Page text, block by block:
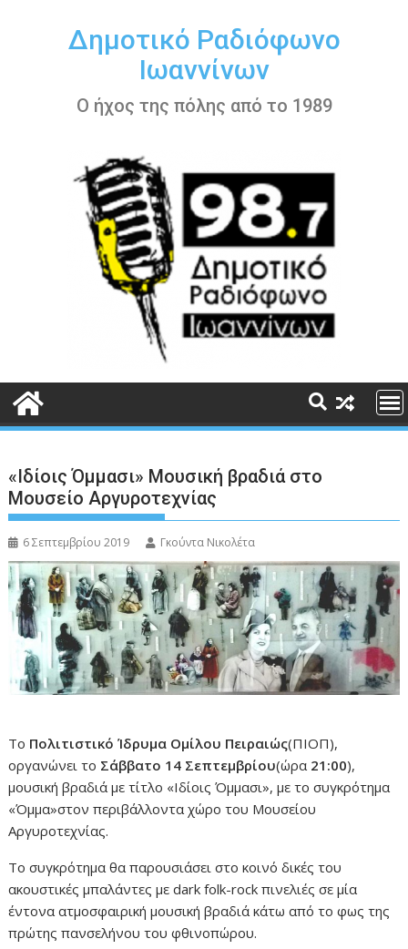
περιεχόμενοΔημοτικό Ραδιόφωνο
Ιωαννίνων
Ο ήχος της πόλης από το 1989
«Ιδίοις Όμμασι» Μουσική βραδιά στο
Μουσείο Αργυροτεχνίας
6 Σεπτεμβρίου 2019 Γκούντα Νικολέτα
Το Πολιτιστικό Ίδρυμα Ομίλου Πειραιώς(ΠΙΟΠ),
οργανώνει το Σάββατο 14 Σεπτεμβρίου(ώρα 21:00),
μουσική βραδιά με τίτλο «Ιδίοις Όμμασι», με το συγκρότημα
«Όμμα»στον περιβάλλοντα χώρο του Μουσείου
Αργυροτεχνίας.
Το συγκρότημα θα παρουσιάσει στο κοινό δικές του
ακουστικές μπαλάντες με dark folk-rock πινελιές σε μία
έντονα ατμοσφαιρική μουσική βραδιά κάτω από το φως της
πρώτης πανσελήνου του φθινοπώρου.